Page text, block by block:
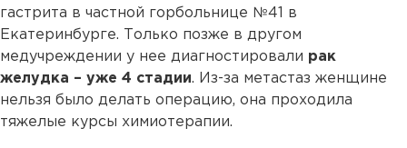
гастрита в частной горбольнице №41 в
Екатеринбурге. Только позже в другом
медучреждении у нее диагностировали рак
желудка – уже 4 стадии. Из-за метастаз женщине
нельзя было делать операцию, она проходила
тяжелые курсы химиотерапии.